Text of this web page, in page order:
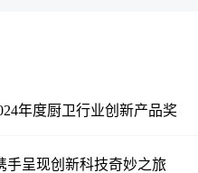
年度厨卫行业创新产品奖
手呈现创新科技奇妙之旅